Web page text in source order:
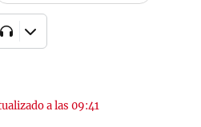
a las 09:41